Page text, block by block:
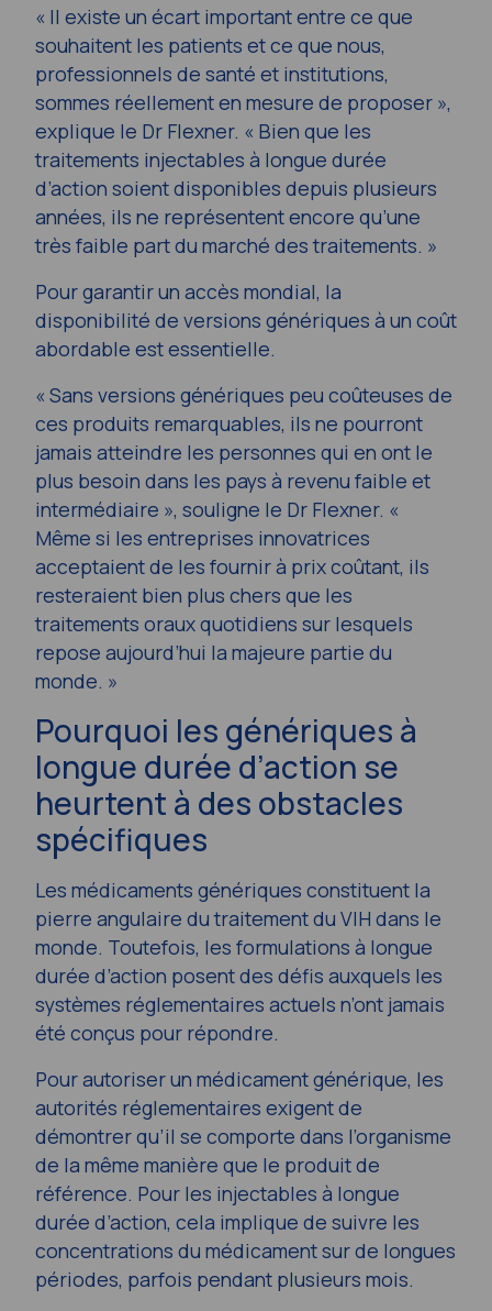
« Il existe un écart important entre ce que
souhaitent les patients et ce que nous,
professionnels de santé et institutions,
sommes réellement en mesure de proposer »,
explique le Dr Flexner. « Bien que les
traitements injectables à longue durée
d’action soient disponibles depuis plusieurs
années, ils ne représentent encore qu’une
très faible part du marché des traitements. »
Pour garantir un accès mondial, la
disponibilité de versions génériques à un coût
abordable est essentielle.
« Sans versions génériques peu coûteuses de
ces produits remarquables, ils ne pourront
jamais atteindre les personnes qui en ont le
plus besoin dans les pays à revenu faible et
intermédiaire », souligne le Dr Flexner. «
Même si les entreprises innovatrices
acceptaient de les fournir à prix coûtant, ils
resteraient bien plus chers que les
traitements oraux quotidiens sur lesquels
repose aujourd’hui la majeure partie du
monde. »
Pourquoi les génériques à
longue durée d’action se
heurtent à des obstacles
spécifiques
Les médicaments génériques constituent la
pierre angulaire du traitement du VIH dans le
monde. Toutefois, les formulations à longue
durée d’action posent des défis auxquels les
systèmes réglementaires actuels n’ont jamais
été conçus pour répondre.
Pour autoriser un médicament générique, les
autorités réglementaires exigent de
démontrer qu’il se comporte dans l’organisme
de la même manière que le produit de
référence. Pour les injectables à longue
durée d’action, cela implique de suivre les
concentrations du médicament sur de longues
périodes, parfois pendant plusieurs mois.